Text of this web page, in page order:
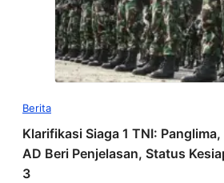
Berita
Klarifikasi Siaga 1 TNI:
AD Beri Penjelasan, Status
3